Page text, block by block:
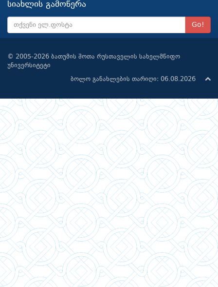
სიახლის გამოწერა
Go!
© 2005-2026 ბათუმის შოთა რუსთაველის სახელმწიფო
უნივერსიტეტი
ბოლო განახლების თარიღი: 06.08.2026